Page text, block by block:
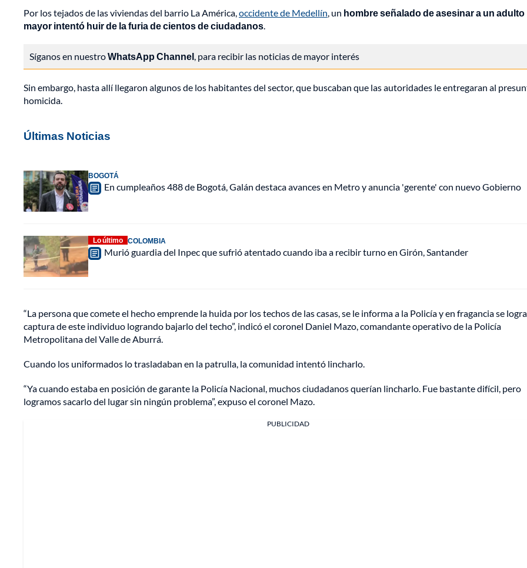
Por los tejados de las viviendas del barrio La América,occidente de Medellín, un hombre señalado de asesinar a un adulto
mayor intentó huir de la furia de cientos de ciudadanos.
Síganos en nuestroWhatsApp Channel, para recibir las noticias de mayor interés
Sin embargo, hasta allí llegaron algunos de los habitantes del sector, que buscaban que las autoridades le entregaran al
homicida.
Últimas Noticias
BOGOTÁ
En cumpleaños 488 de Bogotá, Galán destaca avances en Metro y anuncia 'gerente' con nuevo Gobierno
Lo último COLOMBIA
Murió guardia del Inpec que sufrió atentado cuando iba a recibir turno en Girón, Santander
“La persona que comete el hecho emprende la huida por los techos de las casas, se le informa a la Policía y en fragancia se
captura de este individuo logrando bajarlo del techo”, indicó el coronel Daniel Mazo, comandante operativo de la Policía
Metropolitana del Valle de Aburrá.
Cuando los uniformados lo trasladaban en la patrulla, la comunidad intentó lincharlo.
“Ya cuando estaba en posición de garante la Policía Nacional, muchos ciudadanos querían lincharlo. Fue bastante difícil, pero
logramos sacarlo del lugar sin ningún problema”, expuso el coronel Mazo.
PUBLICIDAD